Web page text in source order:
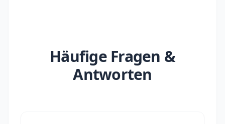
Häufige Fragen &
Antworten